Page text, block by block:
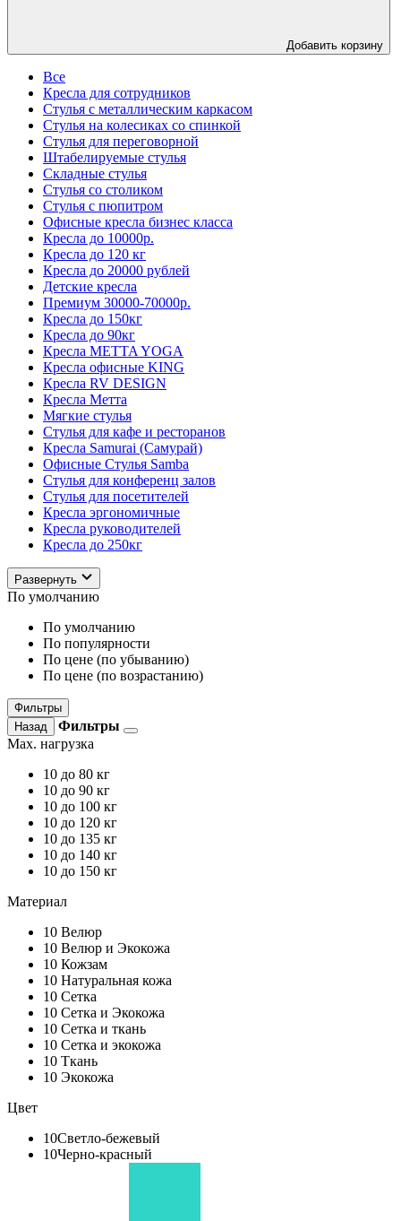
Добавить корзину
Все
Кресла для сотрудников
Стулья с металлическим каркасом
Стулья на колесиках со спинкой
Стулья для переговорной
Штабелируемые стулья
Складные стулья
Стулья со столиком
Стулья с пюпитром
Офисные кресла бизнес класса
Кресла до 10000р.
Кресла до 120 кг
Кресла до 20000 рублей
Детские кресла
Премиум 30000-70000р.
Кресла до 150кг
Кресла до 90кг
Кресла METTA YOGA
Кресла офисные KING
Кресла RV DESIGN
Кресла Метта
Мягкие стулья
Стулья для кафе и ресторанов
Кресла Samurai (Самурай)
Офисные Стулья Samba
Стулья для конференц залов
Стулья для посетителей
Кресла эргономичные
Кресла руководителей
Кресла до 250кг
Развернуть
По умолчанию
По умолчанию
По популярности
По цене (по убыванию)
По цене (по возрастанию)
Фильтры
Назад
Фильтры
Max. нагрузка
10 до 80 кг
10 до 90 кг
10 до 100 кг
10 до 120 кг
10 до 135 кг
10 до 140 кг
10 до 150 кг
Материал
10 Велюр
10 Велюр и Экокожа
10 Кожзам
10 Натуральная кожа
10 Сетка
10 Сетка и Экокожа
10 Сетка и ткань
10 Сетка и экокожа
10 Ткань
10 Экокожа
Цвет
10Светло-бежевый
10Черно-красный